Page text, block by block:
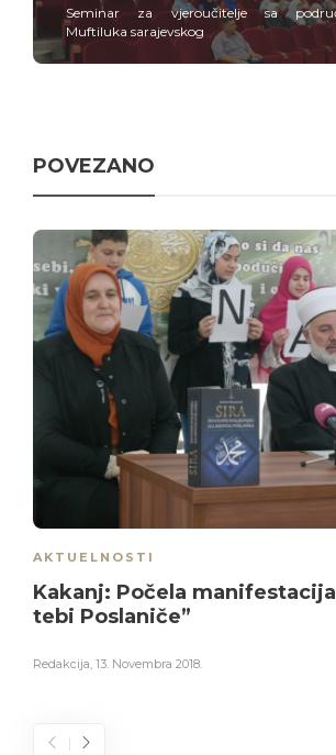
Seminar za vjeroučitelje sa
Muftiluka sarajevskog
POVEZANO
AKTUELNOSTI
Kakanj: Počela
tebi Poslaniče”
Redakcija 13. Novembra 2018.